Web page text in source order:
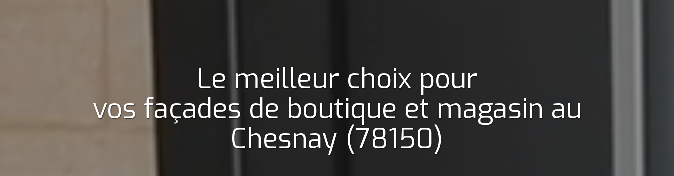
Le meilleur choix pour
vos façades de boutique et magasin au
Chesnay (78150)